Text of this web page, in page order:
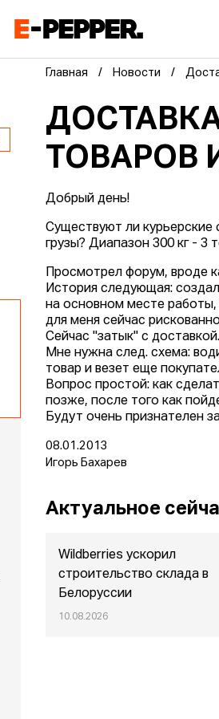
Главная Новости
ТОВАРОВ
Добрый день!
Существуют ли курьерские
грузы? Диапазон 300 кг -
Просмотрел форум, вроде
История следующая:
на основном месте работы,
для меня сейчас
Сейчас "затык" с доставкой.
Мне нужна след. схема:
товар и везет еще
Вопрос простой: как
позже, после того как
Будут очень признателен
08.01.2013
Игорь Бахарев
Актуальное
Wildberries ускорил
строительство склада в
Белоруссии
10.08.2026